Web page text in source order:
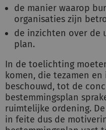
de manier waarop
organisaties zijn
de inzichten over de
plan.
In de toelichting
komen, die tezamen
beschouwd, tot de
bestemmingsplan
ruimtelijke ordening.
in feite dus de